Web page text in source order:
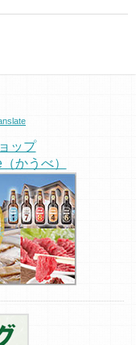
ップ
かうべ）